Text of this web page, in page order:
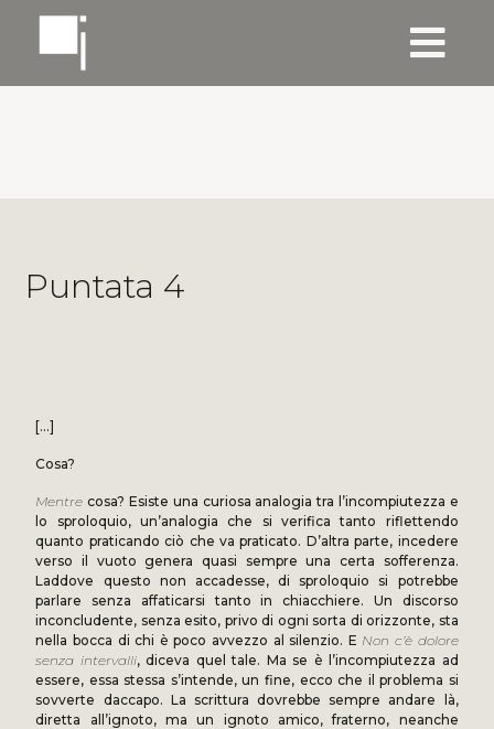
Puntata 4
[…]
Cosa?
Mentre cosa? Esiste una curiosa analogia tra l’incompiutezza e
lo sproloquio, un’analogia che si verifica tanto riflettendo
quanto praticando ciò che va praticato. D’altra parte, incedere
verso il vuoto genera quasi sempre una certa sofferenza.
Laddove questo non accadesse, di sproloquio si potrebbe
parlare senza affaticarsi tanto in chiacchiere. Un discorso
inconcludente, senza esito, privo di ogni sorta di orizzonte, sta
nella bocca di chi è poco avvezzo al silenzio. E Non c’è dolore
senza intervalli, diceva quel tale. Ma se è l’incompiutezza ad
essere, essa stessa s’intende, un fine, ecco che il problema si
sovverte daccapo. La scrittura dovrebbe sempre andare là,
diretta all’ignoto, ma un ignoto amico, fraterno, neanche